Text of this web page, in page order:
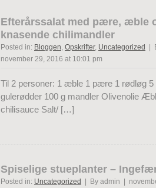
Efterårssalat med pære, æble
knasende chilimandler
Posted in: Bloggen, Opskrifter, Uncategorized
|
november 29, 2016 at 10:01 pm
Til 2 personer: 1 æble 1 pære 1 rødløg 5
gulerødder 100 g mandler Olivenolie
chilisauce Salt/ […]
Spiselige stueplanter –
Posted in: Uncategorized
| By admin |